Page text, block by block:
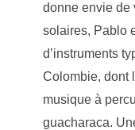
donne envie de
solaires, Pablo
d’instruments
Colombie, dont
musique à
guacharaca.